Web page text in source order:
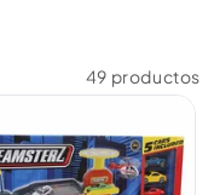
49 productos